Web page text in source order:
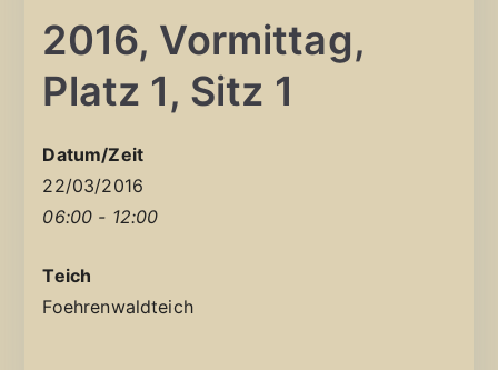
2016, Vormittag,
Platz 1, Sitz 1
Datum/Zeit
22/03/2016
06:00 - 12:00
Teich
Foehrenwaldteich